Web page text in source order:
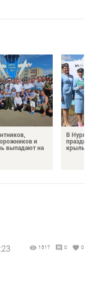
и
выпадают на
В
1517 0 0